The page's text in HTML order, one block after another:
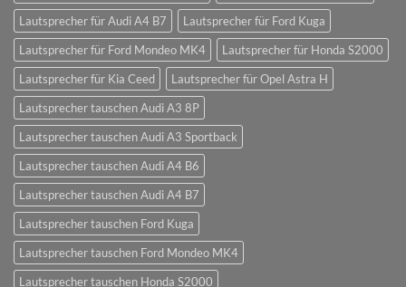
Lautsprecher für Audi A4 B7
Lautsprecher für Ford Kuga
Lautsprecher für Ford Mondeo MK4
Lautsprecher für Honda S2000
Lautsprecher für Kia Ceed
Lautsprecher für Opel Astra H
Lautsprecher tauschen Audi A3 8P
Lautsprecher tauschen Audi A3 Sportback
Lautsprecher tauschen Audi A4 B6
Lautsprecher tauschen Audi A4 B7
Lautsprecher tauschen Ford Kuga
Lautsprecher tauschen Ford Mondeo MK4
Lautsprecher tauschen Honda S2000